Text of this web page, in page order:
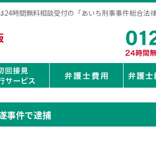
時間無料相談受付の「あいち刑事事件総合法律
事件で逮捕